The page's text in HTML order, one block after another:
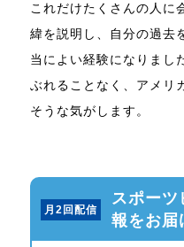
これだけたくさんの人に
緯を説明し、自分の過去
当によい経験になりまし
ぶれることなく、アメリ
そうな気がします。
月2回配信
スポーツ
報をお届